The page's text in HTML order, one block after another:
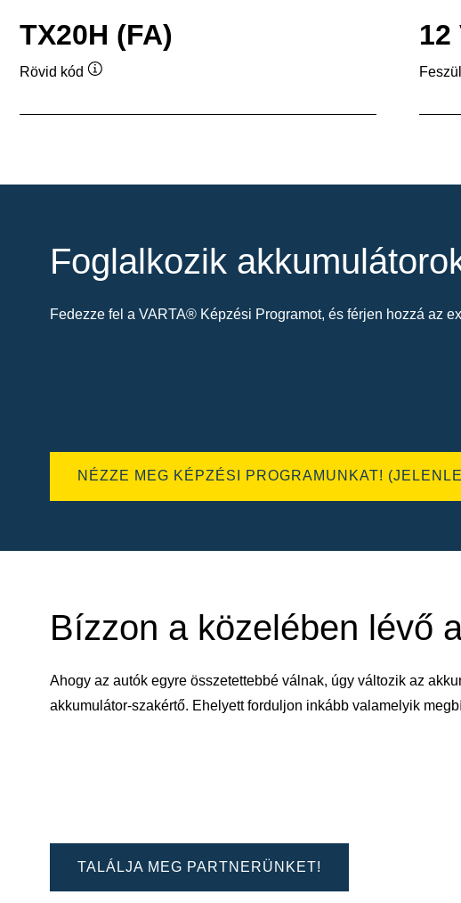
TX20H (FA)
Rövid kód
12
Foglalkozik
Fedezze fel a VARTA® Képzési Programot, és férjen hozzá az
NÉZZE MEG KÉPZÉSI PROGRAMUNKAT!
Bízzon a közelében lévő
Ahogy az autók egyre összetettebbé válnak, úgy változik az
akkumulátor-szakértő. Ehelyett forduljon inkább valamelyik
TALÁLJA MEG PARTNERÜNKET!